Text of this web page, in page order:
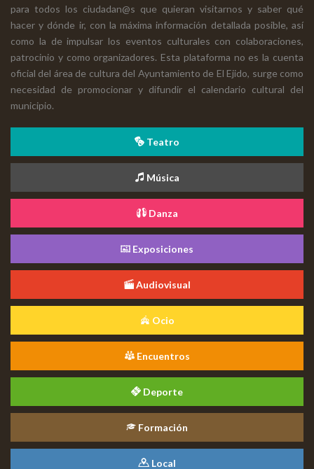
para todos los ciudadan@s que quieran visitarnos y saber qué
hacer y dónde ir, con la máxima información detallada posible, así
como la de impulsar los eventos culturales con colaboraciones,
patrocinio y como organizadores. Esta plataforma no es la cuenta
oficial del área de cultura del Ayuntamiento de El Ejido, surge como
necesidad de promocionar y difundir el calendario cultural del
municipio.
Teatro
Música
Danza
Exposiciones
Audiovisual
Ocio
Encuentros
Deporte
Formación
Local